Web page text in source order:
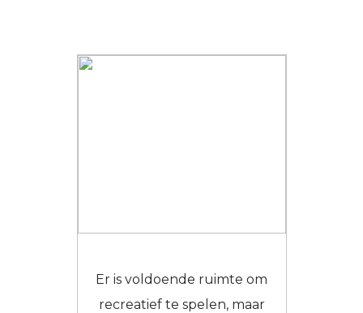
Er is voldoende ruimte om
recreatief te spelen, maar